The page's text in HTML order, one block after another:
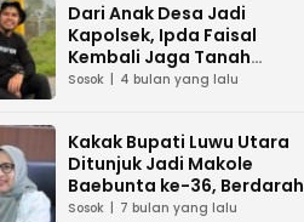
Dari Anak Desa Jadi
Kapolsek, Ipda Faisal
Kembali Jaga Tanah
Kelahiran
Sosok 4 bulan yang lalu
Kakak Bupati Luwu Utara
Ditunjuk Jadi Makole
Baebunta ke-36, Berdarah
Luwu–Gowa
Sosok 7 bulan yang lalu